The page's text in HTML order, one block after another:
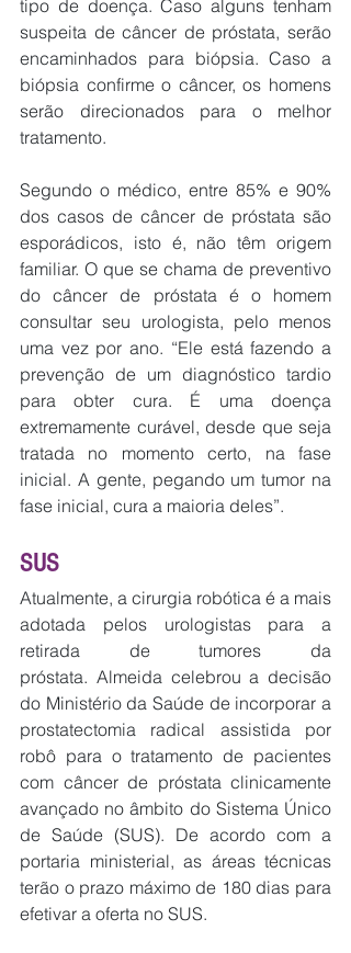
tipo de doença. Caso alguns tenham
suspeita de câncer de próstata, serão
encaminhados para biópsia. Caso a
biópsia confirme o câncer, os homens
serão direcionados para o melhor
tratamento.
Segundo o médico, entre 85% e 90%
dos casos de câncer de próstata são
esporádicos, isto é, não têm origem
familiar. O que se chama de preventivo
do câncer de próstata é o homem
consultar seu urologista, pelo menos
uma vez por ano. “Ele está fazendo a
prevenção de um diagnóstico tardio
para obter cura. É uma doença
extremamente curável, desde que seja
tratada no momento certo, na fase
inicial. A gente, pegando um tumor na
fase inicial, cura a maioria deles”.
SUS
Atualmente, a cirurgia robótica é a mais
adotada pelos urologistas para a
retirada de tumores da
próstata. Almeida celebrou a decisão
do Ministério da Saúde de incorporar a
prostatectomia radical assistida por
robô para o tratamento de pacientes
com câncer de próstata clinicamente
avançado no âmbito do Sistema Único
de Saúde (SUS). De acordo com a
portaria ministerial, as áreas técnicas
terão o prazo máximo de 180 dias para
efetivar a oferta no SUS.